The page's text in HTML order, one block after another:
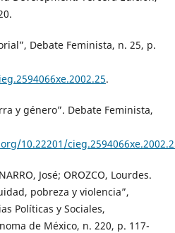
Debate Feminista, n. 25, p.
.
y género”. Debate Feminista,
10.22201/
José; OROZCO, Lourdes.
pobreza y violencia”,
Políticas y Sociales,
de México, n. 220, p. 117-